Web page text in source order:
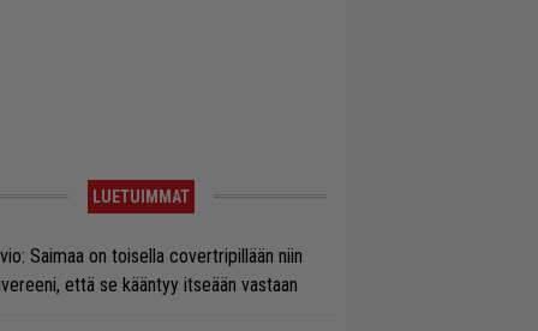
LUETUIMMAT
Saimaa on toisella covertripillään niin
että se kääntyy itseään vastaan